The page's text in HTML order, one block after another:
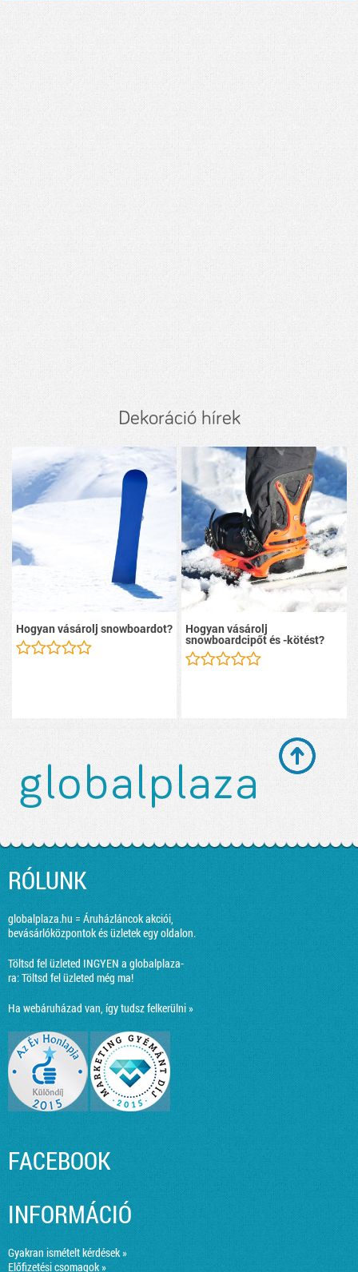
Dekoráció hírek
Hogyan vásárolj snowboardot? Hogyan vásárolj
snowboardcipőt és -kötést?
RÓLUNK
globalplaza.hu = Áruházláncok akciói,
bevásárlóközpontok és üzletek egy oldalon.
Töltsd fel üzleted INGYEN a globalplaza-
ra:Töltsd fel üzleted még ma!
Ha webáruházad van, így tudsz felkerülni »
FACEBOOK
INFORMÁCIÓ
Gyakran ismételt kérdések »
Előfizetési csomagok »